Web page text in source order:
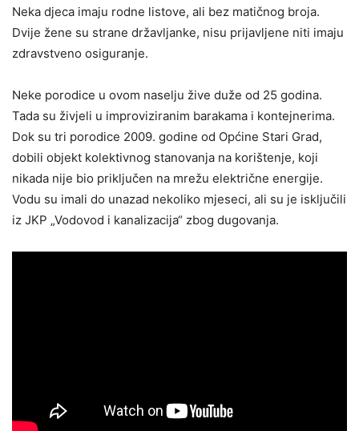
Neka djeca imaju rodne listove, ali bez matičnog broja.
Dvije žene su strane državljanke, nisu prijavljene niti imaju
zdravstveno osiguranje.
Neke porodice u ovom naselju žive duže od 25 godina.
Tada su živjeli u improviziranim barakama i kontejnerima.
Dok su tri porodice 2009. godine od Općine Stari Grad,
dobili objekt kolektivnog stanovanja na korištenje, koji
nikada nije bio priključen na mrežu električne energije.
Vodu su imali do unazad nekoliko mjeseci, ali su je isključili
iz JKP „Vodovod i kanalizacija“ zbog dugovanja.